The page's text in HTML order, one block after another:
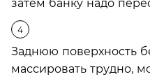
затем банку надо
Заднюю поверхность
массировать трудно,